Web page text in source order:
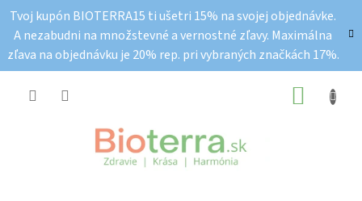
obsah
Tvoj kupón BIOTERRA15 ti ušetri 15% na svojej objednávke.
A nezabudni na množstevné a vernostné zľavy. Maximálna
zľava na objednávku je 20% rep. pri vybraných značkách 17%.